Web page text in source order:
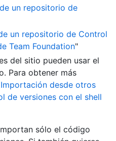
un repositorio de
un repositorio de Control
Team Foundation"
del sitio pueden usar el
Para obtener más
Importación desde otros
de versiones con el shell
sólo el código